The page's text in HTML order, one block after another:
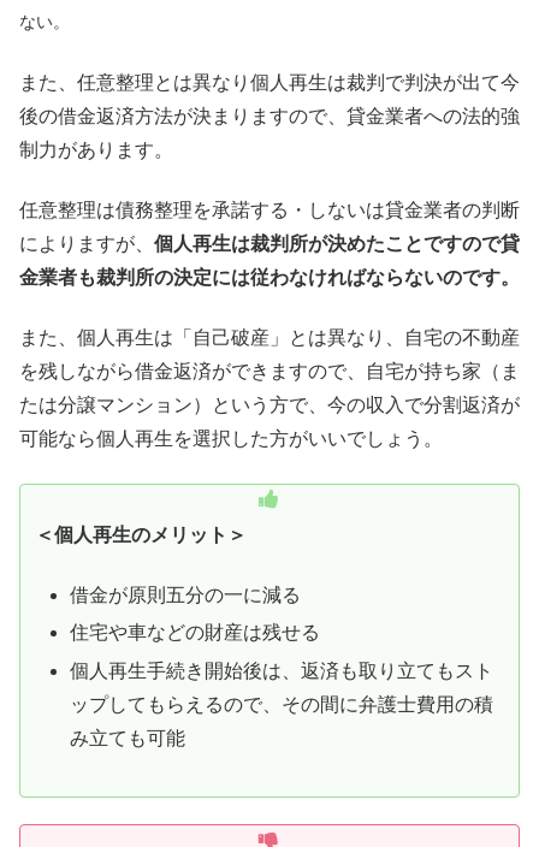
ない。
また、任意整理とは異なり個人再生は裁判で判決が出て今
後の借金返済方法が決まりますので、貸金業者への法的強
制力があります。
任意整理は債務整理を承諾する・しないは貸金業者の判断
によりますが、 個人再生は裁判所が決めたことですので貸
金業者も裁判所の決定には従わなければならないのです。
また、個人再生は「自己破産」とは異なり、自宅の不動産
を残しながら借金返済ができますので、自宅が持ち家（ま
たは分譲マンション）という方で、今の収入で分割返済が
可能なら個人再生を選択した方がいいでしょう。
＜個人再生のメリット＞
借金が原則五分の一に減る
住宅や車などの財産は残せる
個人再生手続き開始後は、返済も取り立てもスト
ップしてもらえるので、その間に弁護士費用の積
み立ても可能